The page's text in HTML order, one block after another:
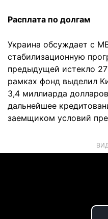
Расплата по долгам
Украина обсуждает с
стабилизационную
предыдущей истекло
рамках фонд выделил
3,4 миллиарда
дальнейшее
заемщиком условий